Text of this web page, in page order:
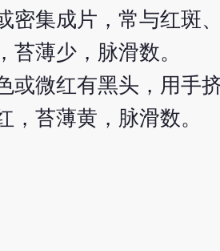
密集成片，常与红斑
薄少，脉滑数。
或微红有黑头，用手
苔薄黄，脉滑数。